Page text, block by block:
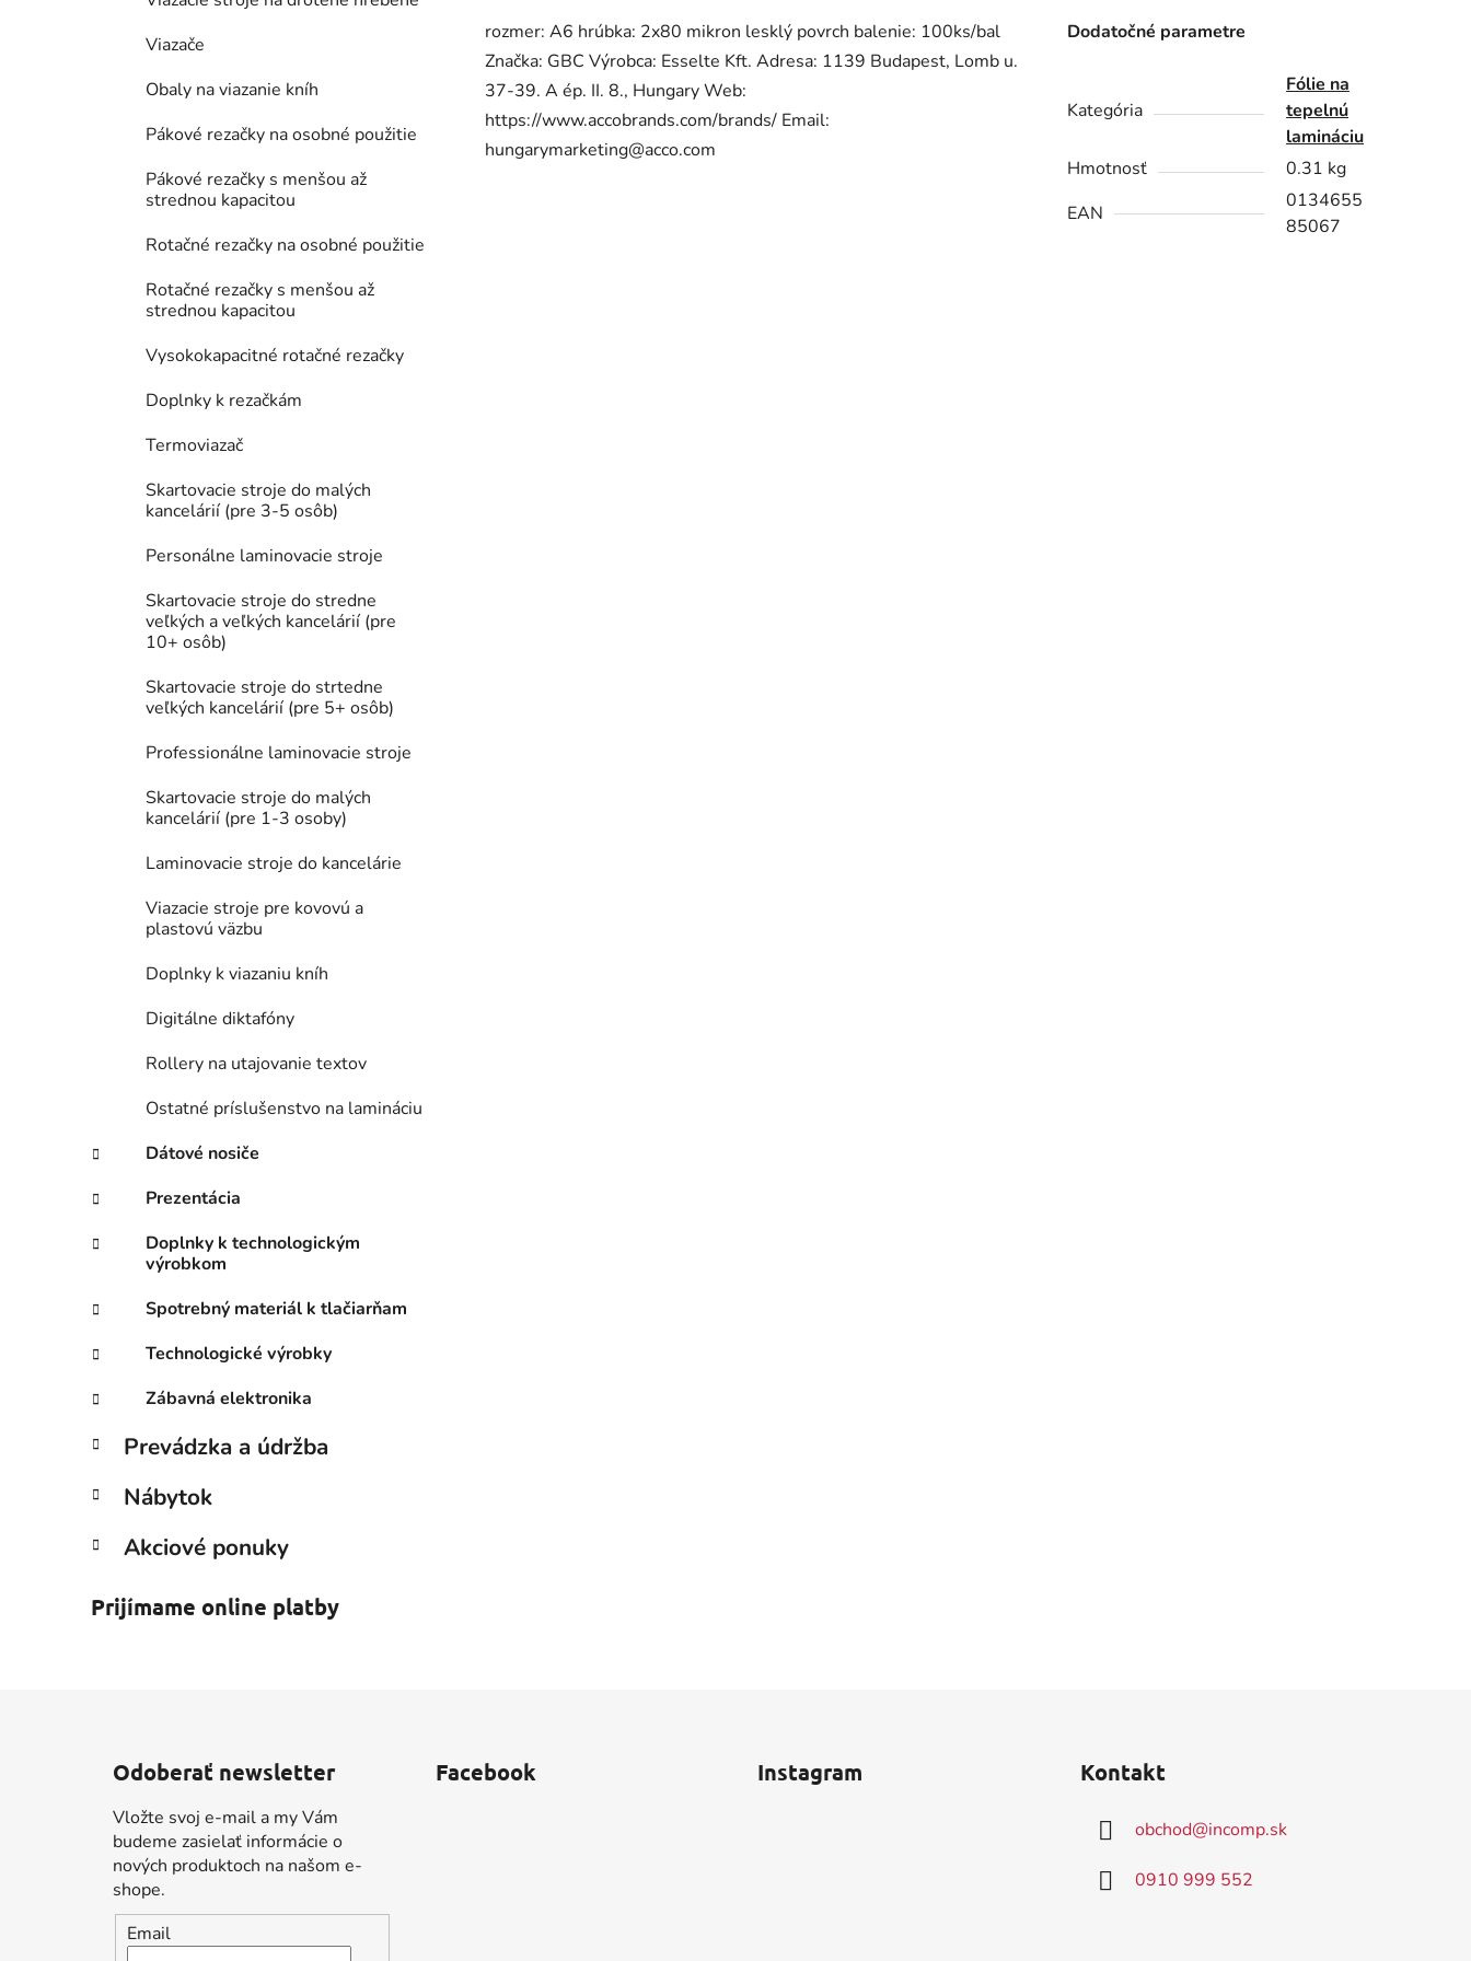
Viazače
Obaly na viazanie kníh
Pákové rezačky na osobné použitie
Pákové rezačky s menšou až
strednou kapacitou
Rotačné rezačky na osobné použitie
Rotačné rezačky s menšou až
strednou kapacitou
Vysokokapacitné rotačné rezačky
Doplnky k rezačkám
Termoviazač
Skartovacie stroje do malých
kancelárií (pre 3-5 osôb)
Personálne laminovacie stroje
Skartovacie stroje do stredne
veľkých a veľkých kancelárií (pre
10+ osôb)
Skartovacie stroje do strtedne
veľkých kancelárií (pre 5+ osôb)
Professionálne laminovacie stroje
Skartovacie stroje do malých
kancelárií (pre 1-3 osoby)
Laminovacie stroje do kancelárie
Viazacie stroje pre kovovú a
plastovú väzbu
Doplnky k viazaniu kníh
Digitálne diktafóny
Rollery na utajovanie textov
Ostatné príslušenstvo na lamináciu
Dátové nosiče
Prezentácia
Doplnky k technologickým
výrobkom
Spotrebný materiál k tlačiarňam
Technologické výrobky
Zábavná elektronika
Prevádzka a údržba
Nábytok
Akciové ponuky
Prijímame online platby
rozmer: A6 hrúbka: 2x80 mikron lesklý povrch balenie: 100ks/bal
Značka: GBC Výrobca: Esselte Kft. Adresa: 1139 Budapest, Lomb u.
37-39. A ép. II. 8., Hungary Web:
https://www.accobrands.com/brands/ Email:
hungarymarketing@acco.com
Dodatočné parametre
Kategória
Fólie na
tepelnú
lamináciu
Hmotnosť
0.31 kg
EAN
0134655
85067
Odoberať newsletter
Vložte svoj e-mail a my Vám
budeme zasielať informácie o
nových produktoch na našom e-
shope.
Email
Facebook Instagram Kontakt
obchod@incomp.sk
0910 999 552